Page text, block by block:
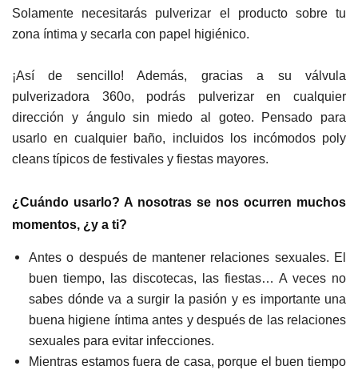
Solamente necesitarás pulverizar el producto sobre tu
zona íntima y secarla con papel higiénico.
¡Así de sencillo! Además, gracias a su válvula
pulverizadora 360o, podrás pulverizar en cualquier
dirección y ángulo sin miedo al goteo. Pensado para
usarlo en cualquier baño, incluidos los incómodos poly
cleans típicos de festivales y fiestas mayores.
¿Cuándo usarlo? A nosotras se nos ocurren muchos
momentos, ¿y a ti?
Antes o después de mantener relaciones sexuales. El
buen tiempo, las discotecas, las fiestas… A veces no
sabes dónde va a surgir la pasión y es importante una
buena higiene íntima antes y después de las relaciones
sexuales para evitar infecciones.
Mientras estamos fuera de casa, porque el buen tiempo